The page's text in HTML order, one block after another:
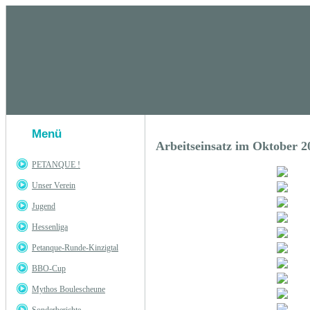
Menü
PETANQUE !
Unser Verein
Jugend
Hessenliga
Petanque-Runde-Kinzigtal
BBO-Cup
Mythos Boulescheune
Arbeitseinsatz im Oktober